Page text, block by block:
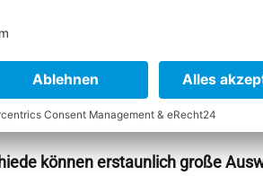
die Patientinnen und
Eine andere Strategie ist
gesetzt werden: So kann die
ein Medikament tatsächlich
können erstaunlich große